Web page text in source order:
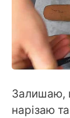
Залишаю,
нарізаю